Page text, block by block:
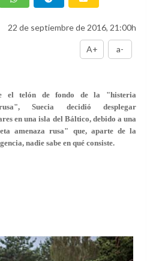
22 de septiembre de 2016, 21:00h
A+ a-
el telón de fondo de la "histeria
Suecia decidió desplegar
en una isla del Báltico, debido a una
amenaza rusa" que, aparte de la
nadie sabe en qué consiste.